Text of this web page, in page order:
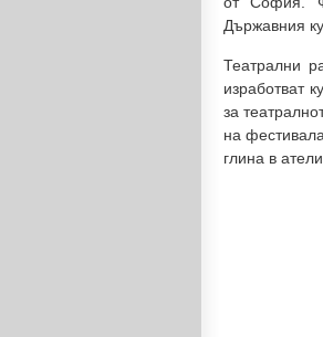
Държавния
Театрални
изработват
за
на
глина в